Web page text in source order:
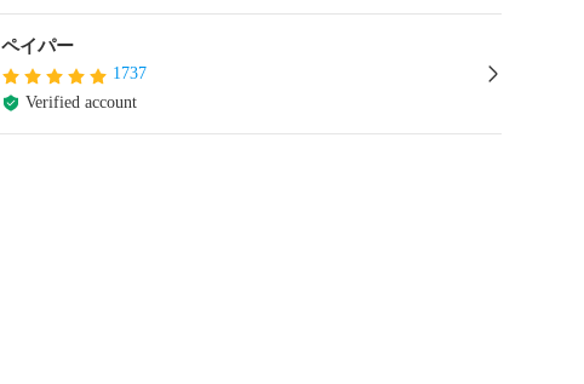
ペイパー
1737
Verified account